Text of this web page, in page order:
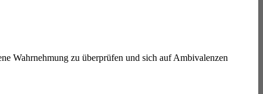
Wahrnehmung zu überprüfen und sich auf Ambivalenzen